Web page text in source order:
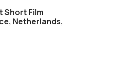
Short Film
Netherlands,